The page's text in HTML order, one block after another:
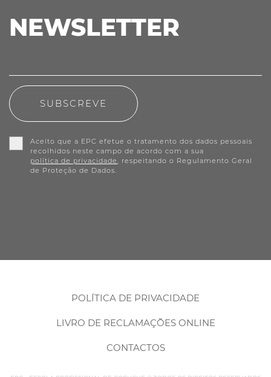
NEWSLETTER
SUBSCREVE
Aceito que a EPC efetue o tratamento dos dados pessoais
recolhidos neste campo de acordo com a sua
política de privacidade , respeitando o Regulamento Geral
de Proteção de Dados.
POLÍTICA DE PRIVACIDADE
LIVRO DE RECLAMAÇÕES ONLINE
CONTACTOS